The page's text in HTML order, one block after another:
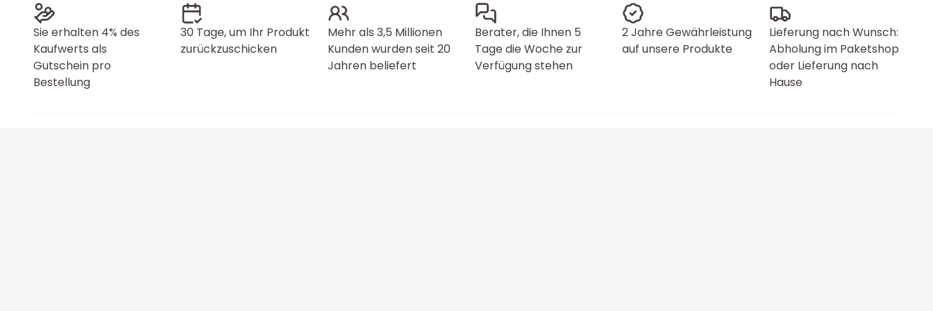
Sie erhalten 4% des
Kaufwerts als
Gutschein pro
Bestellung
30 Tage, um Ihr Produkt
zurückzuschicken
Mehr als 3,5 Millionen
Kunden wurden seit 20
Jahren beliefert
Berater, die Ihnen 5
Tage die Woche zur
Verfügung stehen
2 Jahre Gewährleistung
auf unsere Produkte
Lieferung nach Wunsch:
Abholung im Paketshop
oder Lieferung nach
Hause